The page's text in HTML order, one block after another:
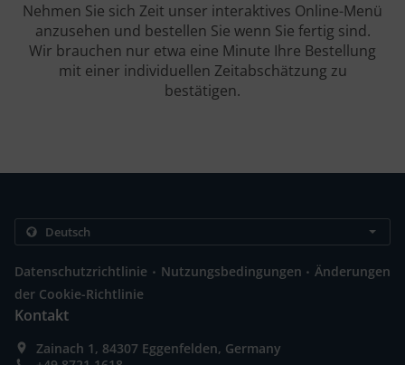
Nehmen Sie sich Zeit unser interaktives Online-Menü
anzusehen und bestellen Sie wenn Sie fertig sind.
Wir brauchen nur etwa eine Minute Ihre Bestellung
mit einer individuellen Zeitabschätzung zu
bestätigen.
Datenschutzrichtlinie . Nutzungsbedingungen . Änderungen
der Cookie-Richtlinie
Kontakt
Zainach 1, 84307 Eggenfelden, Germany